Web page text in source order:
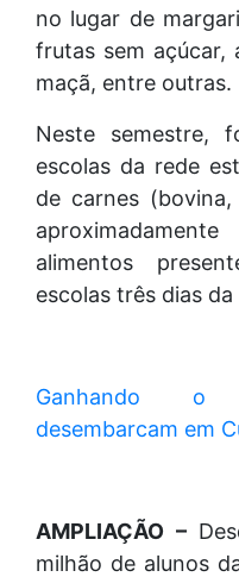
no lugar de
frutas sem açúcar,
maçã, entre outras.
Neste semestre,
escolas da rede
de carnes
alimentos
escolas três dias da
Ganhando o
desembarcam em
AMPLIAÇÃO –
milhão de alunos